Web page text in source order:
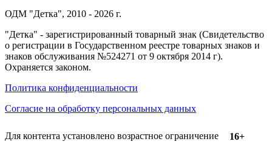
ОДМ "Детка", 2010 - 2026 г.
"Детка" - зарегистрированный товарный знак (Свидетельство
о регистрации в Государственном реестре товарных знаков и
знаков обслуживания №524271 от 9 октября 2014 г).
Охраняется законом.
Политика конфиденциальности
Согласие на обработку персональных данных
Для контента установлено возрастное ограничение 16+